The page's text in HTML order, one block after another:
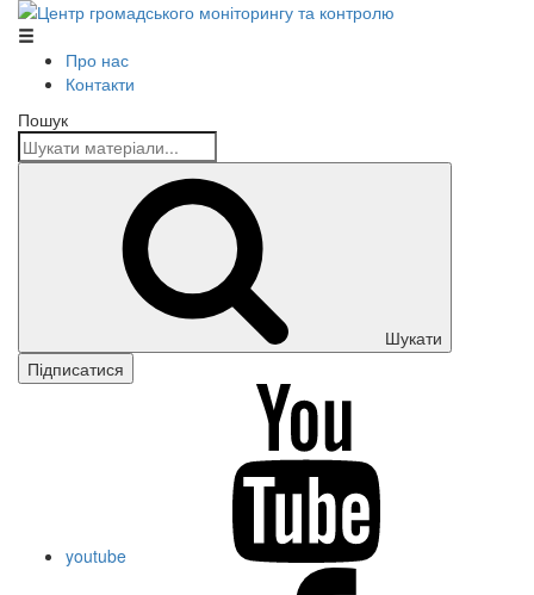
Центр громадського моніторингу та контролю
Про нас
Контакти
Пошук
Шукати
Підписатися
youtube